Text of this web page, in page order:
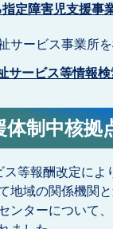
定障害児支援事
サービス事業所を
サービス等情報検
体制中核拠
等報酬改定に
地域の関係機関
ンターについて